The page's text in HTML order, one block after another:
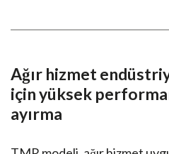
Ağır hizmet
için yüksek
ayırma